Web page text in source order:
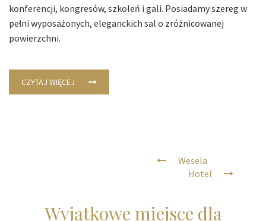
konferencji, kongresów, szkoleń i gali. Posiadamy szereg w
pełni wyposażonych, eleganckich sal o zróżnicowanej
powierzchni.
CZYTAJ WIĘCEJ
Wesela
Hotel
Wyjątkowe miejsce dla